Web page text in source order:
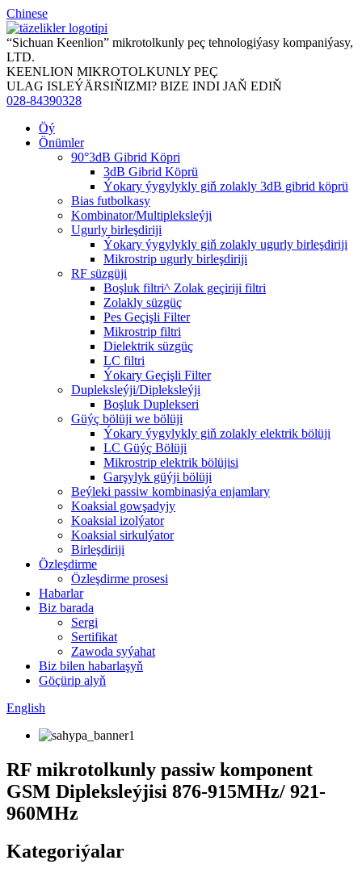
Chinese
“Sichuan Keenlion” mikrotolkunly peç tehnologiýasy kompaniýasy,
LTD.
KEENLION MIKROTOLKUNLY PEÇ
ULAG ISLEÝÄRSIŇIZMI? BIZE INDI JAŇ EDIŇ
028-84390328
Öý
Önümler
90°3dB Gibrid Köpri
3dB Gibrid Köprü
Ýokary ýygylykly giň zolakly 3dB gibrid köprü
Bias futbolkasy
Kombinator/Multipleksleýji
Ugurly birleşdiriji
Ýokary ýygylykly giň zolakly ugurly birleşdiriji
Mikrostrip ugurly birleşdiriji
RF süzgüji
Boşluk filtri^ Zolak geçiriji filtri
Zolakly süzgüç
Pes Geçişli Filter
Mikrostrip filtri
Dielektrik süzgüç
LC filtri
Ýokary Geçişli Filter
Dupleksleýji/Dipleksleýji
Boşluk Duplekseri
Güýç bölüji we bölüji
Ýokary ýygylykly giň zolakly elektrik bölüji
LC Güýç Bölüji
Mikrostrip elektrik bölüjisi
Garşylyk güýji bölüji
Beýleki passiw kombinasiýa enjamlary
Koaksial gowşadyjy
Koaksial izolýator
Koaksial sirkulýator
Birleşdiriji
Özleşdirme
Özleşdirme prosesi
Habarlar
Biz barada
Sergi
Sertifikat
Zawoda syýahat
Biz bilen habarlaşyň
Göçürip alyň
English
RF mikrotolkunly passiw komponent
GSM Dipleksleýjisi 876-915MHz/ 921-
960MHz
Kategoriýalar